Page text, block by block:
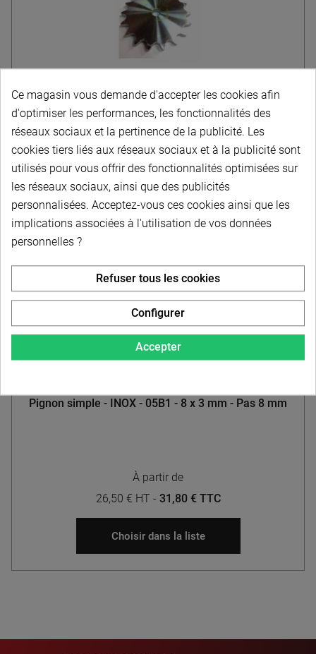
Disque simple - 05B1 - 8 x 3 mm - Pas 8 mm
À partir de
1,70 € HT - 2,04 € TTC
Choisir dans la liste
Pignon simple - INOX - 05B1 - 8 x 3 mm - Pas 8 mm
À partir de
26,50 € HT - 31,80 € TTC
Choisir dans la liste
Ce magasin vous demande d'accepter les cookies afin
d'optimiser les performances, les fonctionnalités des
réseaux sociaux et la pertinence de la publicité. Les
cookies tiers liés aux réseaux sociaux et à la publicité sont
utilisés pour vous offrir des fonctionnalités optimisées sur
les réseaux sociaux, ainsi que des publicités
personnalisées. Acceptez-vous ces cookies ainsi que les
implications associées à l'utilisation de vos données
personnelles ?
Accepter
Refuser tous les cookies
Configurer